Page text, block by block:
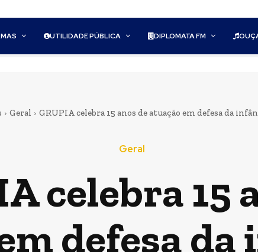
UTILIDADE PÚBLICA DIPLOMATA FM
Geral GRUPIA celebra 15 anos de atuação em defesa da
Geral
celebra 15
defesa da